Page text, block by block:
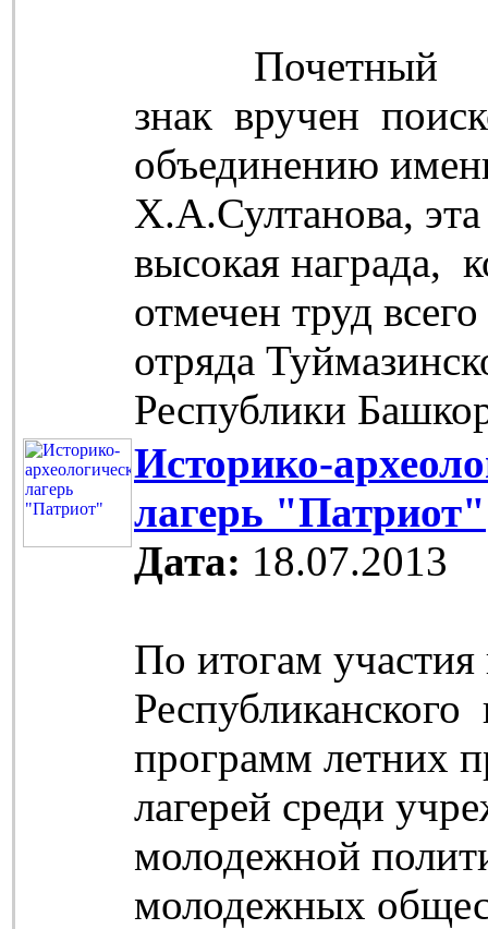
Почетный
знак вручен
объединению
Х.А.Султанова, эта
высокая награда,
отмечен труд
отряда
Республики
Историко-
лагерь "Патриот"
Дата: 18.07.2013
По итогам участия
Республиканского
программ летних
лагерей среди
молодежной
молодежных